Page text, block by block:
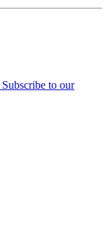
Subscribe to our